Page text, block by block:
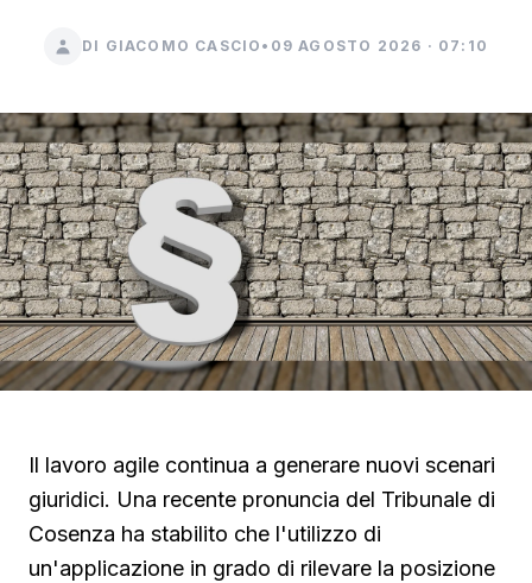
DI GIACOMO CASCIO • 09 AGOSTO 2026 · 07:10
Il lavoro agile continua a generare nuovi scenari
giuridici. Una recente pronuncia del Tribunale di
Cosenza ha stabilito che l'utilizzo di
un'applicazione in grado di rilevare la posizione